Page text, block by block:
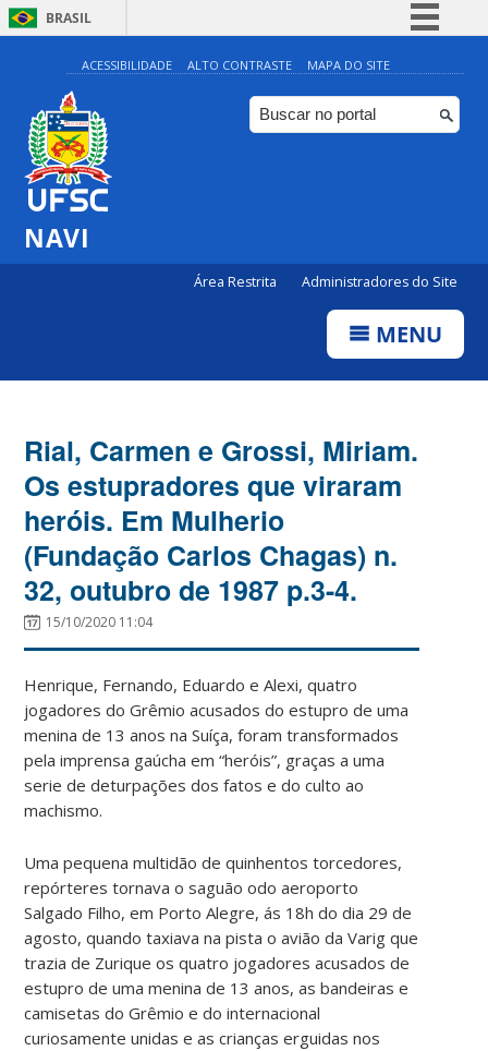
BRASIL
Simplifique!
Comunica BR
Participe
ACESSIBILIDADE ALTO CONTRASTE MAPA DO SITE
NAVI
Área Restrita Administradores do Site
MENU
Rial, Carmen e Grossi, Miriam.
Os estupradores que viraram
heróis. Em Mulherio
(Fundação Carlos Chagas) n.
32, outubro de 1987 p.3-4.
15/10/2020 11:04
Henrique, Fernando, Eduardo e Alexi, quatro
jogadores do Grêmio acusados do estupro de uma
menina de 13 anos na Suíça, foram transformados
pela imprensa gaúcha em “heróis”, graças a uma
serie de deturpações dos fatos e do culto ao
machismo.
Uma pequena multidão de quinhentos torcedores,
repórteres tornava o saguão odo aeroporto
Salgado Filho, em Porto Alegre, ás 18h do dia 29 de
agosto, quando taxiava na pista o avião da Varig que
trazia de Zurique os quatro jogadores acusados de
estupro de uma menina de 13 anos, as bandeiras e
camisetas do Grêmio e do internacional
curiosamente unidas e as crianças erguidas nos